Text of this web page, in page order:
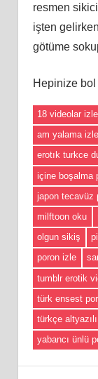
resmen
işten
götüme
Hepinize
18 videolar izle
am yalama izle
erotık turkce
içine boşalma
japon tecavüz
milftoon oku
olgun sikiş
poron izle
tumblr erotik
türk ensest
türkçe
yabancı ünlü